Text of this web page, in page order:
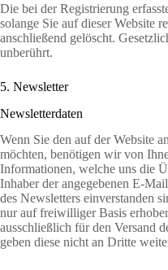
Die bei der Registrierung
solange Sie auf dieser Website
anschließend gelöscht.
unberührt.
5. Newsletter
Newsletterdaten
Wenn Sie den auf der Website
möchten, benötigen wir von
Informationen, welche uns die
Inhaber der angegebenen E-
des Newsletters einverstanden
nur auf freiwilliger Basis
ausschließlich für den Versand
geben diese nicht an Dritte